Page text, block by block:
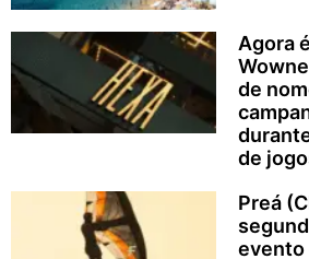
Agora
de
de
Preá
evento